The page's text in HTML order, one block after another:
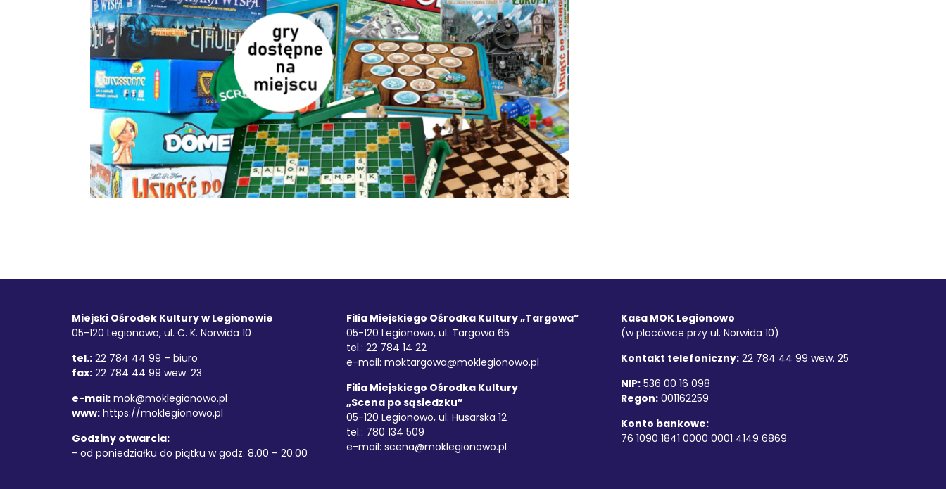
Adres
Miejski Ośrodek Kultury w Legionowie
05-120 Legionowo, ul. C. K. Norwida 10
tel.: 22 784 44 99 – biuro
fax: 22 784 44 99 wew. 23
e-mail: mok@moklegionowo.pl
www: https://moklegionowo.pl
Godziny otwarcia:
- od poniedziałku do piątku w godz. 8.00 – 20.00
Filia Miejskiego Ośrodka Kultury „Targowa”
05-120 Legionowo, ul. Targowa 65
tel.: 22 784 14 22
e-mail: moktargowa@moklegionowo.pl
Filia Miejskiego Ośrodka Kultury
„Scena po sąsiedzku”
05-120 Legionowo, ul. Husarska 12
tel.: 780 134 509
e-mail: scena@moklegionowo.pl
Kasa MOK Legionowo
(w placówce przy ul. Norwida 10)
Kontakt telefoniczny: 22 784 44 99 wew. 25
NIP: 536 00 16 098
Regon: 001162259
Konto bankowe:
76 1090 1841 0000 0001 4149 6869